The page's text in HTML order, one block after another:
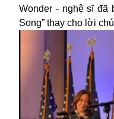
Wonder - nghệ sĩ đã
Song” thay cho lời